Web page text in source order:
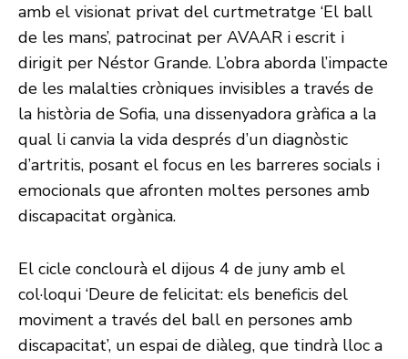
amb el visionat privat del curtmetratge ‘El ball
de les mans’, patrocinat per AVAAR i escrit i
dirigit per Néstor Grande. L’obra aborda l’impacte
de les malalties cròniques invisibles a través de
la història de Sofia, una dissenyadora gràfica a la
qual li canvia la vida després d’un diagnòstic
d’artritis, posant el focus en les barreres socials i
emocionals que afronten moltes persones amb
discapacitat orgànica.
El cicle conclourà el dijous 4 de juny amb el
col·loqui ‘Deure de felicitat: els beneficis del
moviment a través del ball en persones amb
discapacitat’, un espai de diàleg, que tindrà lloc a